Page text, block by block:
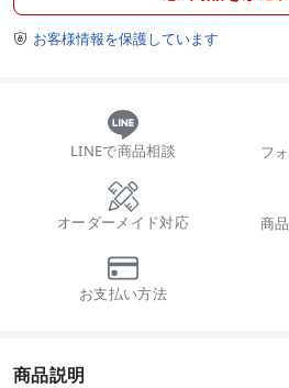
 お客様情報を保護しています
LINEで商品相談 フ
オーダーメイド対応 商
お支払い方法
商品説明